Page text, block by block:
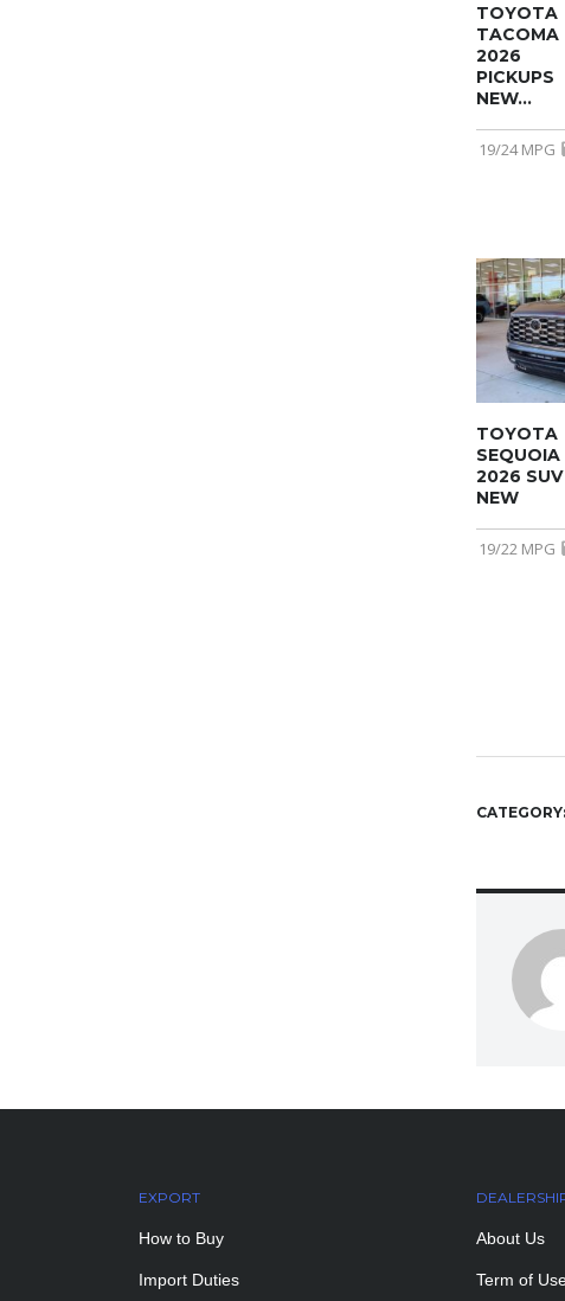
TOYOTA
TACOMA
2026
PICKUPS
NEW...
19/24 MPG
TOYOTA
SEQUOIA
2026 SUV
NEW
19/22 MPG
CATEGORY:
EXPORT
How to Buy
Import Duties
About Us
Term of